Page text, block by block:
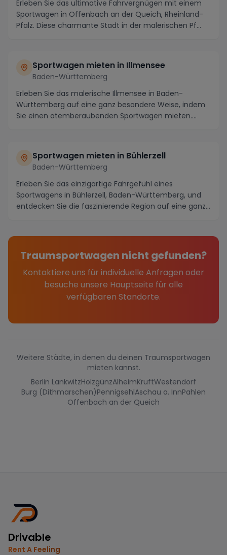
Erleben Sie das ultimative Fahrvergnügen mit einem
Sportwagen in Offenbach an der Queich, Rheinland-
Pfalz. Diese charmante Stadt in der malerischen Pf...
Sportwagen mieten in Illmensee
Baden-Württemberg
Erleben Sie das malerische Illmensee in Baden-
Württemberg auf eine ganz besondere Weise, indem
Sie einen atemberaubenden Sportwagen mieten.
Sportwagen mieten in Bühlerzell
Baden-Württemberg
Erleben Sie das einzigartige Fahrgefühl eines
Sportwagens in Bühlerzell, Baden-Württemberg, und
entdecken Sie die faszinierende Region auf eine ganz
Traumsportwagen nicht gefunden?
Kontaktiere uns für individuelle Anfragen oder
besuche unsere Hauptseite für alle
verfügbaren Standorte.
Weitere Städte, in denen du deinen Traumsportwagen
mieten kannst.
Berlin LankwitzHolzgünzAlheimKruftWestendorf
Burg (Dithmarschen)PennigsehlAschau a. InnPahlen
Offenbach an der Queich
Drivable
Rent A Feeling